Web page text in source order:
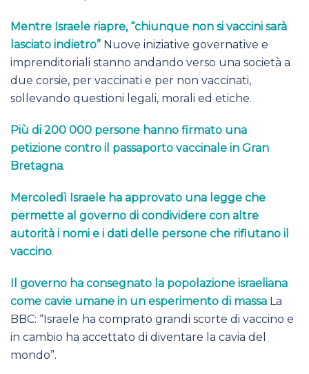
Mentre Israele riapre, “chiunque non si vaccini sarà
lasciato indietro” Nuove iniziative governative e
imprenditoriali stanno andando verso una società a
due corsie, per vaccinati e per non vaccinati,
sollevando questioni legali, morali ed etiche.
Più di 200 000 persone hanno firmato una
petizione contro il passaporto vaccinale in Gran
Bretagna.
Mercoledì Israele ha approvato una legge che
permette al governo di condividere con altre
autorità i nomi e i dati delle persone che rifiutano il
vaccino.
Il governo ha consegnato la popolazione israeliana
come cavie umane in un esperimento di massa La
BBC: “Israele ha comprato grandi scorte di vaccino e
in cambio ha accettato di diventare la cavia del
mondo”.